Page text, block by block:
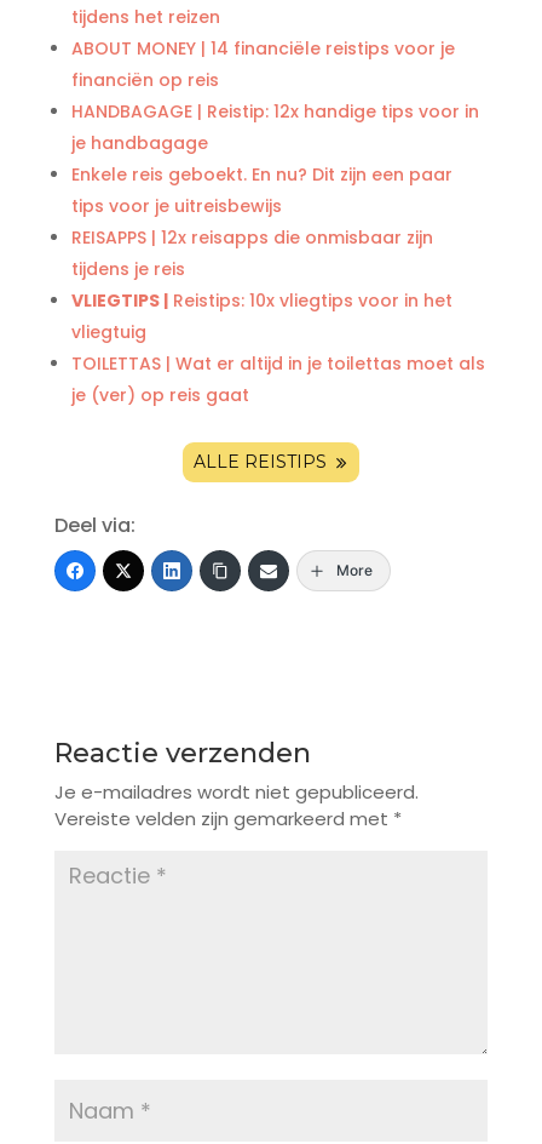
tijdens het reizen
ABOUT MONEY | 14 financiële reistips voor je
financiën op reis
HANDBAGAGE | Reistip: 12x handige tips voor in
je handbagage
Enkele reis geboekt. En nu? Dit zijn een paar
tips voor je uitreisbewijs
REISAPPS | 12x reisapps die onmisbaar zijn
tijdens je reis
VLIEGTIPS |Reistips: 10x vliegtips voor in het
vliegtuig
TOILETTAS | Wat er altijd in je toilettas moet als
je (ver) op reis gaat
ALLE REISTIPS
Deel via:
More
Reactie verzenden
Je e-mailadres wordt niet gepubliceerd.
Vereiste velden zijn gemarkeerd met *